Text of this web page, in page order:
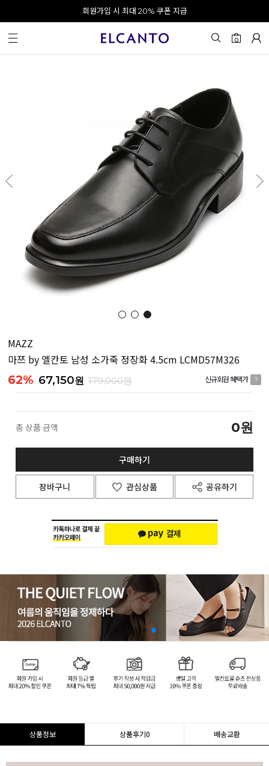
오전 10시 이전 결제 완료 시 오늘 출발!
회원가입 시 최대 20% 쿠폰 지급
0
MAZZ
마쯔 by 엘칸토 남성 소가죽 정장화 4.5cm LCMD57M326
62% 67,150원 179,000원 신규회원 혜택가 ?
총 상품 금액 0원
구매하기
장바구니 관심상품 공유하기
상품정보 상품후기0 배송교환